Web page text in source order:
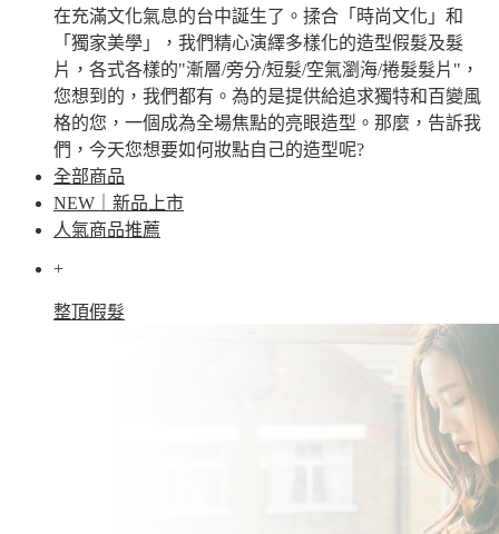
在充滿文化氣息的台中誕生了。揉合「時尚文化」和
「獨家美學」，我們精心演繹多樣化的造型假髮及髮
片，各式各樣的"漸層/旁分/短髮/空氣瀏海/捲髮髮片"，
您想到的，我們都有。為的是提供給追求獨特和百變風
格的您，一個成為全場焦點的亮眼造型。那麼，告訴我
們，今天您想要如何妝點自己的造型呢?
全部商品
NEW｜新品上市
人氣商品推薦
+
整頂假髮